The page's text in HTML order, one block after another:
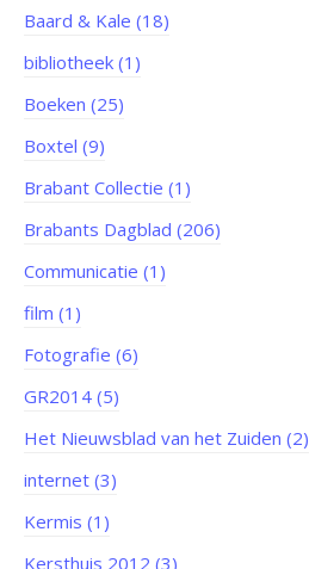
Baard & Kale (18)
bibliotheek (1)
Boeken (25)
Boxtel (9)
Brabant Collectie (1)
Brabants Dagblad (206)
Communicatie (1)
film (1)
Fotografie (6)
GR2014 (5)
Het Nieuwsblad van het Zuiden (2)
internet (3)
Kermis (1)
Kersthuis 2012 (3)